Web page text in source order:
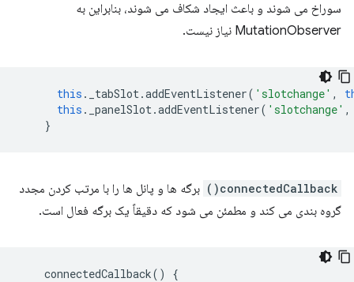
سوراخ می شوند و باعث ایجاد شکاف می شوند، بنابراین به
MutationObserver نیاز نیست.
this . _tabSlot.addEventListener( 'slotchange' ,
this . _panelSlot.addEventListener( 'slotchange' ,
}
connectedCallback()
برگه ها و پانل ها را با مرتب کردن مجدد
گروه بندی می کند و مطمئن می شود که دقیقاً یک برگه فعال است.
connectedCallback() {